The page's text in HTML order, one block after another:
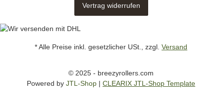
Vertrag widerrufen
* Alle Preise inkl. gesetzlicher USt., zzgl. Versand
© 2025 - breezyrollers.com
Powered by JTL-Shop | CLEARIX JTL-Shop Template